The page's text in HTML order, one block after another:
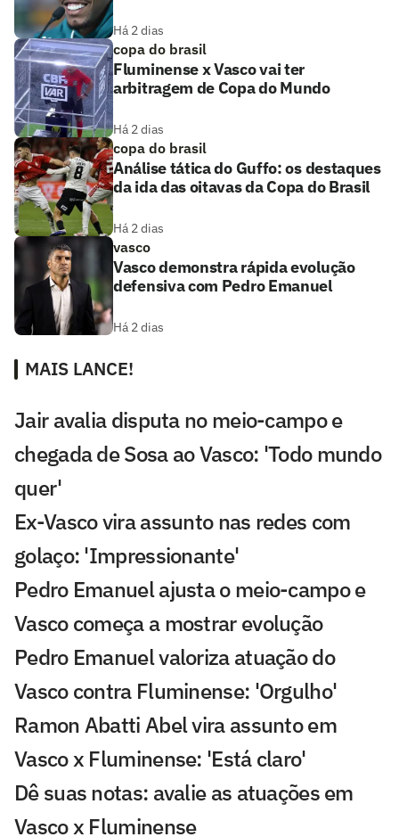
Há 2 dias
copa do brasil
Fluminense x Vasco vai ter
arbitragem de Copa do Mundo
Há 2 dias
copa do brasil
Análise tática do Guffo: os destaques
da ida das oitavas da Copa do Brasil
Há 2 dias
vasco
Vasco demonstra rápida evolução
defensiva com Pedro Emanuel
Há 2 dias
MAIS LANCE!
Jair avalia disputa no meio-campo e
chegada de Sosa ao Vasco: 'Todo mundo
quer'
Ex-Vasco vira assunto nas redes com
golaço: 'Impressionante'
Pedro Emanuel ajusta o meio-campo e
Vasco começa a mostrar evolução
Pedro Emanuel valoriza atuação do
Vasco contra Fluminense: 'Orgulho'
Ramon Abatti Abel vira assunto em
Vasco x Fluminense: 'Está claro'
Dê suas notas: avalie as atuações em
Vasco x Fluminense